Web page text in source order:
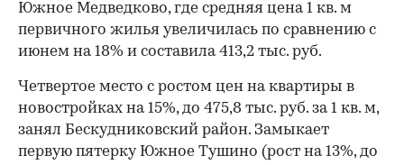
Южное Медведково, где средняя цена 1 кв. м
первичного жилья увеличилась по сравнению с
июнем на 18% и составила 413,2 тыс. руб.
Четвертое место с ростом цен на квартиры в
новостройках на 15%, до 475,8 тыс. руб. за 1 кв. м,
занял Бескудниковский район. Замыкает
первую пятерку Южное Тушино (рост на 13%, до